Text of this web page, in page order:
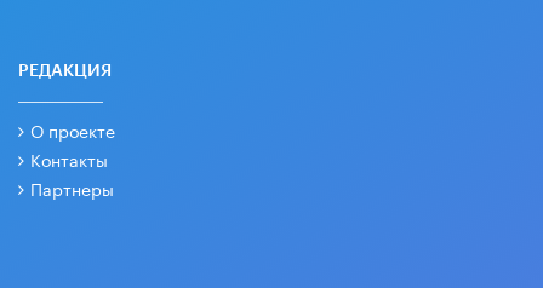
РЕДАКЦИЯ
О проекте
Контакты
Партнеры